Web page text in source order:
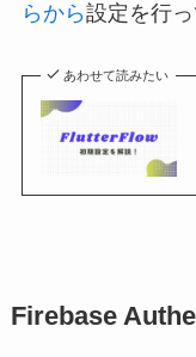
らから設定を行っ
あわせて読みたい
Firebase